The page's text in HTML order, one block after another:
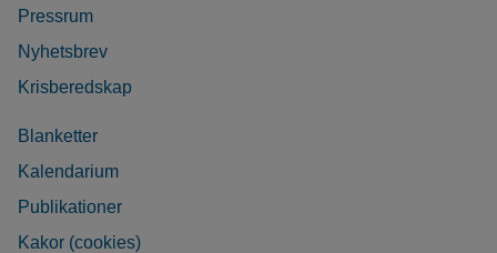
Pressrum
Nyhetsbrev
Krisberedskap
Blanketter
Kalendarium
Publikationer
Kakor (cookies)